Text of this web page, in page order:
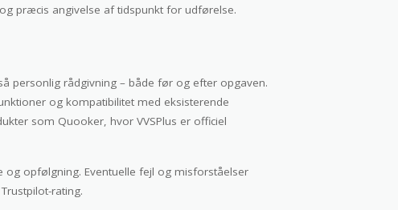
præcis angivelse af tidspunkt for udførelse.
personlig rådgivning – både før og efter opgaven.
og kompatibilitet med eksisterende
som Quooker, hvor VVSPlus er officiel
opfølgning. Eventuelle fejl og misforståelser
rating.